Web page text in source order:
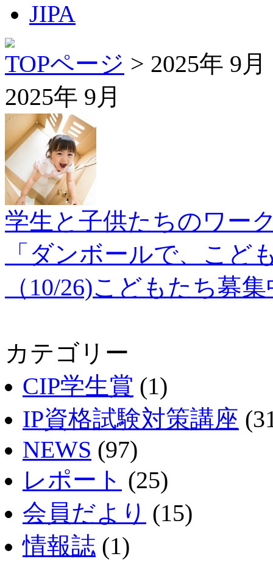
JIPA
TOPページ > 2025年 9月
2025年 9月
学生と子供
「ダンボールで、こど
（10/26)こどもたち募集
カテゴリー
CIP学生賞 (1)
IP資格試験対策講座
NEWS (97)
レポート (25)
会員だより (15)
情報誌 (1)